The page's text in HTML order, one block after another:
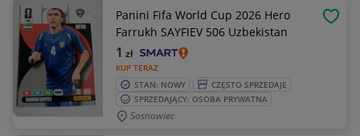
Panini Fifa World Cup 2026 Hero
Farrukh SAYFIEV 506 Uzbekistan
KUP TERAZ
1 zł
STAN: NOWY
CZĘSTO SPRZEDAJE
SPRZEDAJĄCY: OSOBA PRYWATNA
Sosnowiec